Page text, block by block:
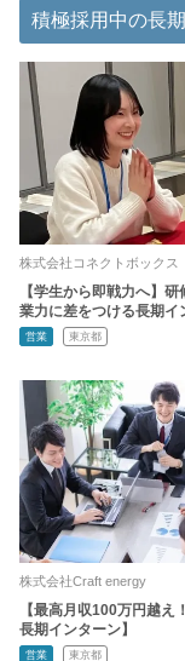
積極採用中の長
株式会社コネクトボックス
【学生から即戦力へ】
業力に差をつける長期イ
営業 東京都
株式会社Craft energy
【最高月収100万円越え
長期インターン】
営業 東京都